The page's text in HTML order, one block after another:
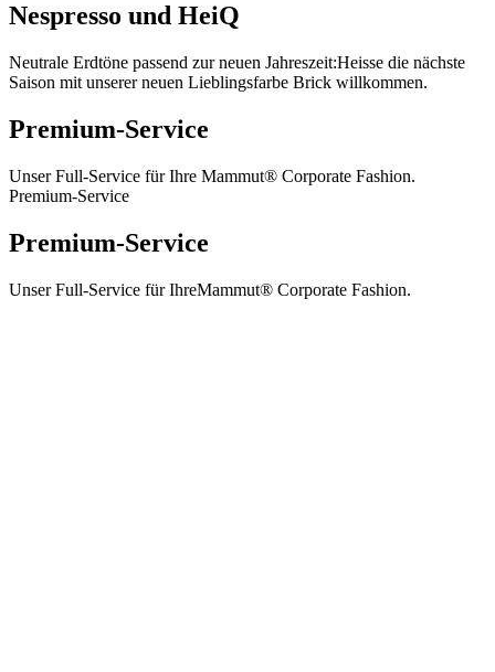
Nespresso und HeiQ
Neutrale Erdtöne passend zur neuen Jahreszeit:Heisse die nächste
Saison mit unserer neuen Lieblingsfarbe Brick willkommen.
Premium-Service
Unser Full-Service für Ihre Mammut® Corporate Fashion.
Premium-Service
Premium-Service
Unser Full-Service für IhreMammut® Corporate Fashion.